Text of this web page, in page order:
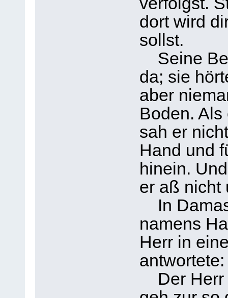
dort wird
sollst.
Seine
da; sie
aber
Boden.
sah er
Hand und
hinein.
er aß nicht
In
namens
Herr in
Der Herr